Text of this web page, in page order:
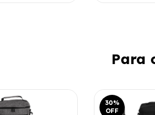
Para
30%
OFF